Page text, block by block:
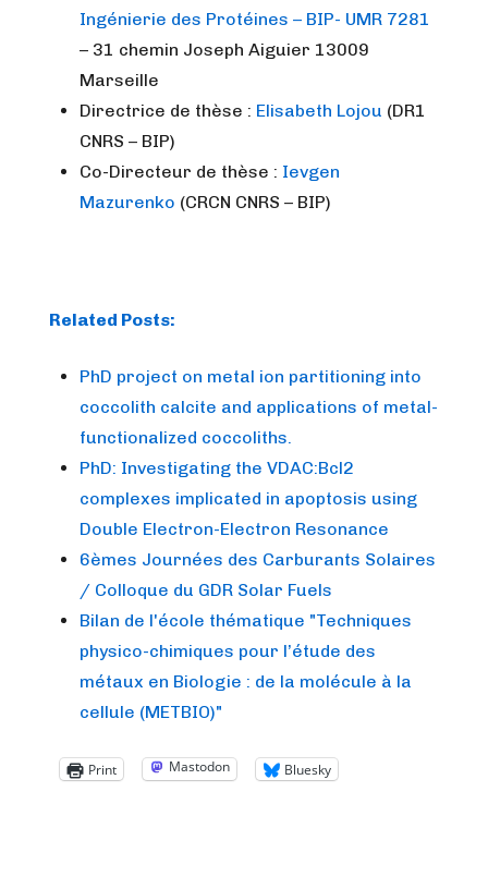
Ingénierie des Protéines – BIP- UMR 7281
– 31 chemin Joseph Aiguier 13009
Marseille
Directrice de thèse : Elisabeth Lojou (DR1
CNRS – BIP)
Co-Directeur de thèse : Ievgen
Mazurenko (CRCN CNRS – BIP)
Related Posts:
PhD project on metal ion partitioning into
coccolith calcite and applications of metal-
functionalized coccoliths.
PhD: Investigating the VDAC:Bcl2
complexes implicated in apoptosis using
Double Electron-Electron Resonance
6èmes Journées des Carburants Solaires
/ Colloque du GDR Solar Fuels
Bilan de l'école thématique "Techniques
physico-chimiques pour l’étude des
métaux en Biologie : de la molécule à la
cellule (METBIO)"
Print Mastodon Bluesky